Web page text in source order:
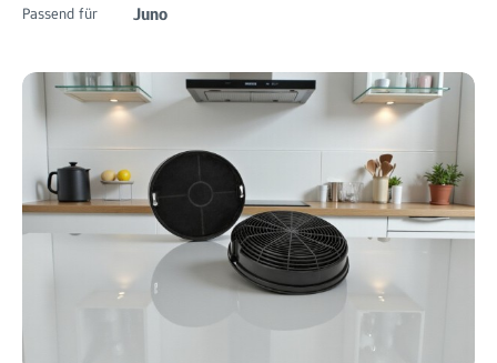
Passend für Juno
Bildergalerie überspringen